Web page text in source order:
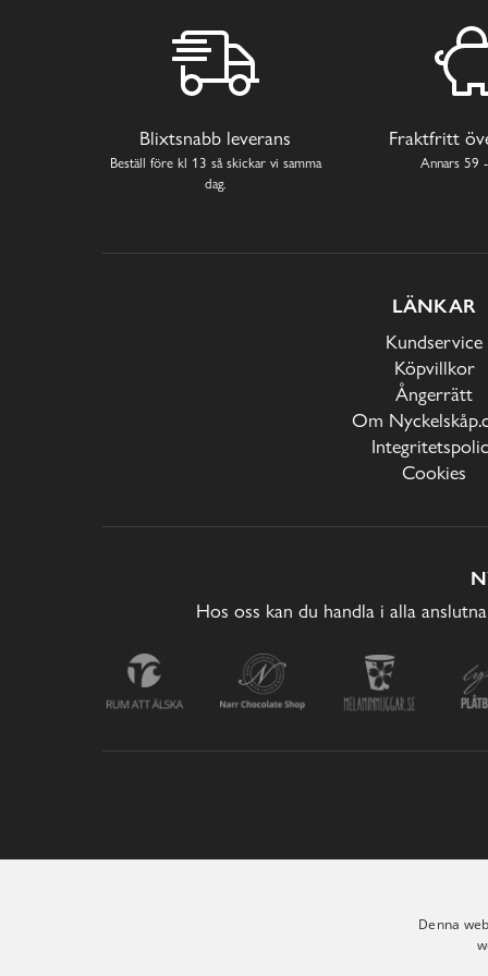
Blixtsnabb leverans
Beställ före kl 13 så skickar vi samma
dag.
Fraktfritt
Annars 59
LÄNKAR
Kundservice
Köpvillkor
Ångerrätt
Om
Cookies
Hos oss kan du handla i alla
Denna